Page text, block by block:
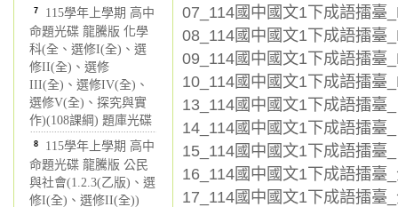
7 115學年上學期 高中
命題光碟 龍騰版 化學
科(全、選修I(全)、選
修II(全)、選修
III(全)、選修IV(全)、
選修V(全)、探究與實
作)(108課綱) 題庫光碟
8 115學年上學期 高中
命題光碟 龍騰版 公民
與社會(1.2.3(乙版)、選
修I(全)、選修II(全))
07_114國中國文1下成語擂臺
08_114國中國文1下成語擂臺
09_114國中國文1下成語擂臺
10_114國中國文1下成語擂臺
13_114國中國文1下成語擂臺
14_114國中國文1下成語擂臺
15_114國中國文1下成語擂臺
16_114國中國文1下成語擂臺
17_114國中國文1下成語擂臺